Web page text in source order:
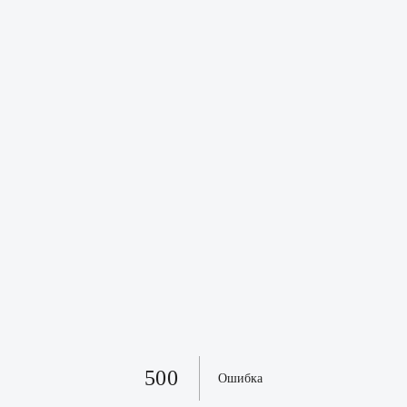
500 Ошибка